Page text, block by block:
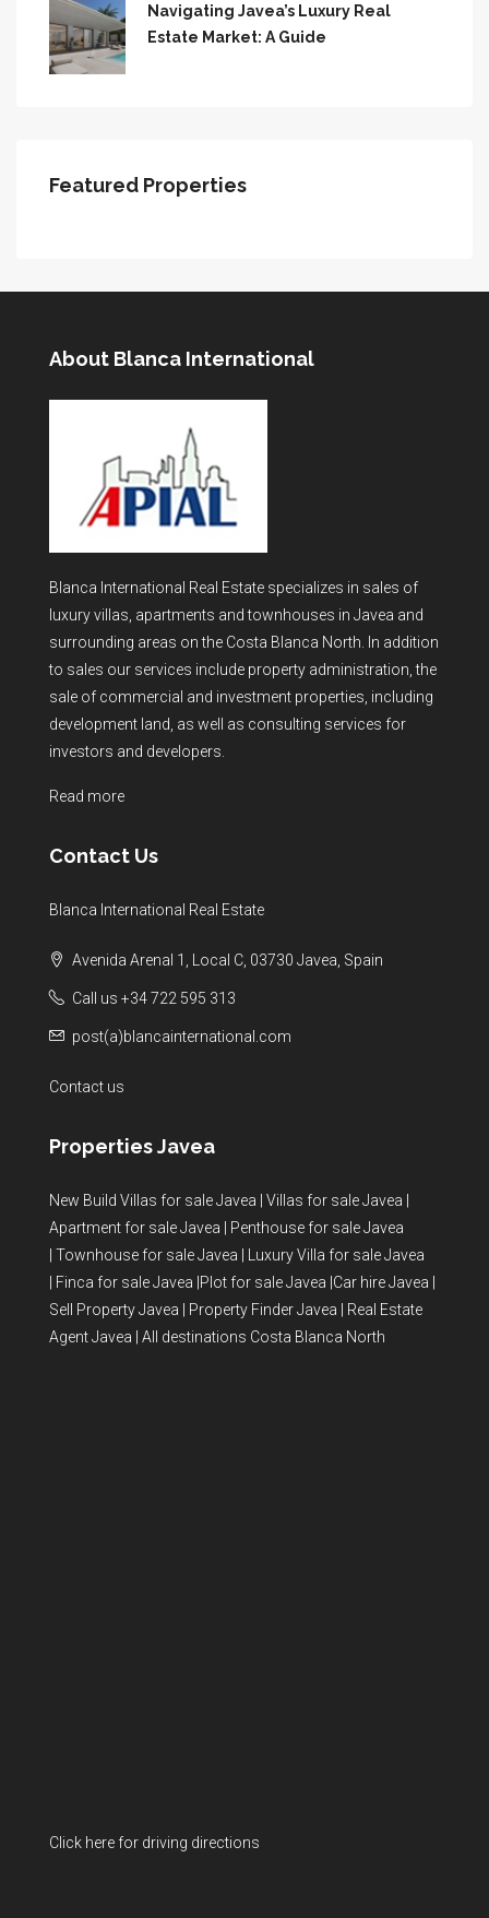
Navigating Javea’s Luxury Real
Estate Market: A Guide
Featured Properties
About Blanca International
Blanca International Real Estate specializes in sales of
luxury villas, apartments and townhouses in Javea and
surrounding areas on the Costa Blanca North. In addition
to sales our services include property administration, the
sale of commercial and investment properties, including
development land, as well as consulting services for
investors and developers.
Read more
Contact Us
Blanca International Real Estate
Avenida Arenal 1, Local C, 03730 Javea, Spain
Call us +34 722 595 313
post(a)blancainternational.com
Contact us
Properties Javea
New Build Villas for sale Javea Villas for sale Javea
Apartment for sale Javea
Penthouse for sale Javea
Townhouse for sale Javea
Luxury Villa for sale Javea
Finca for sale Javea Plot for sale Javea Car hire Javea
Sell Property Javea
Property Finder Javea
Real Estate
Agent Javea
All destinations Costa Blanca North
Click here for driving directions